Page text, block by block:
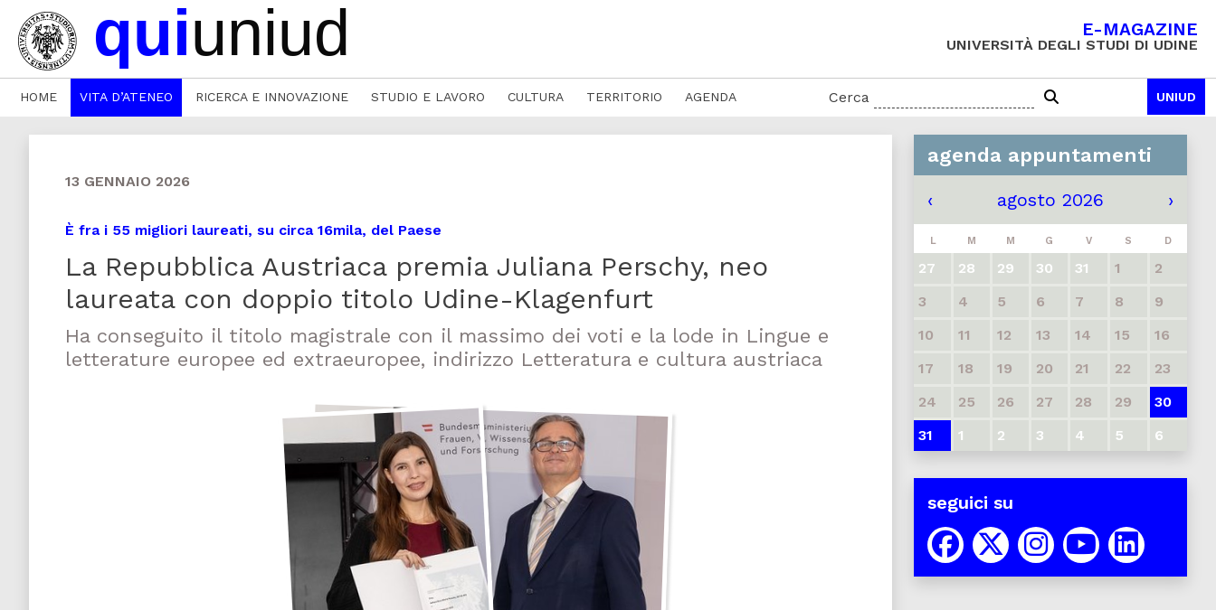
E-MAGAZINE
UNIVERSITÀ DEGLI STUDI DI UDINE
HOME VITA D’ATENEO RICERCA E INNOVAZIONE STUDIO E LAVORO CULTURA TERRITORIO AGENDA Cerca UNIUD
13 GENNAIO 2026
È fra i 55 migliori laureati, su circa 16mila, del Paese
La Repubblica Austriaca premia Juliana Perschy, neo
laureata con doppio titolo Udine-Klagenfurt
Ha conseguito il titolo magistrale con il massimo dei voti e la lode in Lingue e
letterature europee ed extraeuropee, indirizzo Letteratura e cultura austriaca
agenda appuntamenti
‹ agosto 2026 ›
L M M G V S D
27 28 29 30 31 1
2
3
4 5 6 7 8
9
10
11 12 13 14 15
16
17
18 19 20 21 22
23
24
25 26 27 28 29
30
31
1 2 3 4 5 6
seguici su